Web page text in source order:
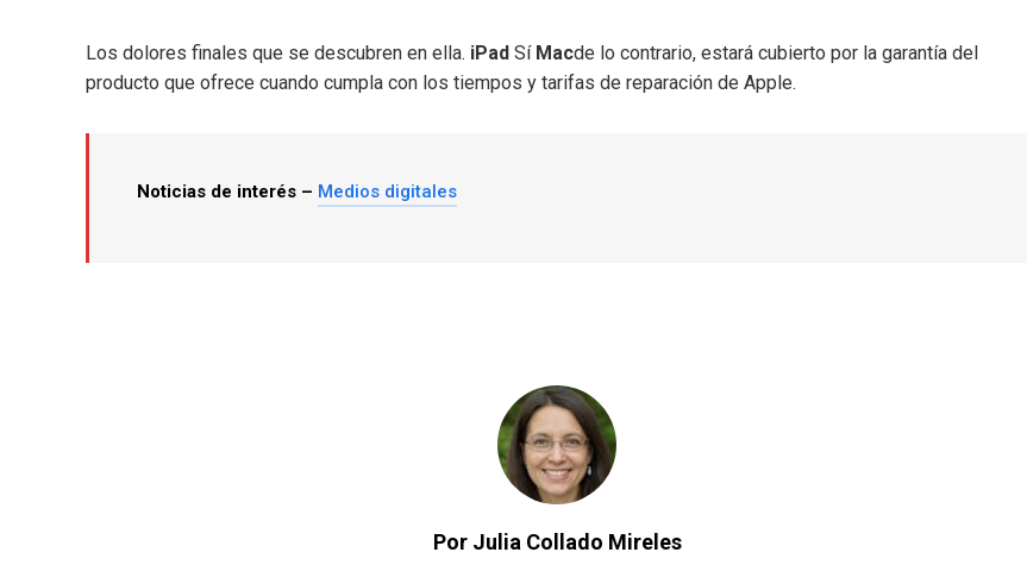
Los dolores finales que se descubren en ella. iPad Sí Macde lo contrario, estará cubierto por la garantía del
producto que ofrece cuando cumpla con los tiempos y tarifas de reparación de Apple.
Noticias de interés – Medios digitales
Por Julia Collado Mireles